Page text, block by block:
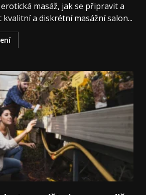
masáž, jak se připravit a
a diskrétní masážní salon...